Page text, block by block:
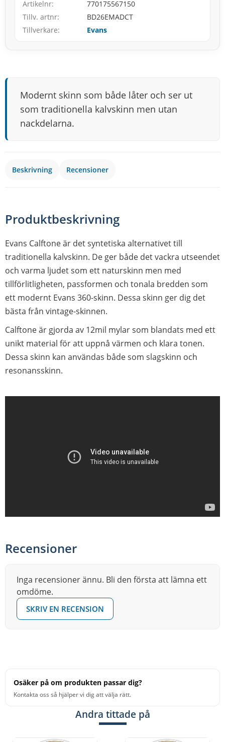
Artikelnr
770175567150
Tillv. artnr
BD26EMADCT
Tillverkare
Evans
Modernt skinn som både låter och ser ut
som traditionella kalvskinn men utan
nackdelarna.
Beskrivning Recensioner
Produktbeskrivning
Evans Calftone är det syntetiska alternativet till
traditionella kalvskinn. De ger både det vackra utseendet
och varma ljudet som ett naturskinn men med
tillförlitligheten, passformen och tonala bredden som
ett modernt Evans 360-skinn. Dessa skinn ger dig det
bästa från vintage-skinnen.
Calftone är gjorda av 12mil mylar som blandats med ett
unikt material för att uppnå värmen och klara tonen.
Dessa skinn kan användas både som slagskinn och
resonansskinn.
Recensioner
Inga recensioner ännu. Bli den första att lämna ett
omdöme.
SKRIV EN RECENSION
Osäker på om produkten passar dig?
Kontakta oss så hjälper vi dig att välja rätt.
Andra tittade på